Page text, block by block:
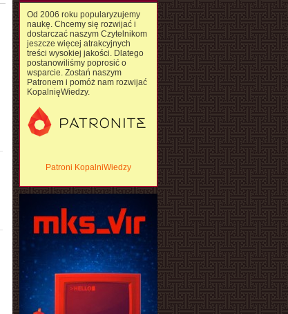
Od 2006 roku popularyzujemy
naukę. Chcemy się rozwijać i
dostarczać naszym Czytelnikom
jeszcze więcej atrakcyjnych
treści wysokiej jakości. Dlatego
postanowiliśmy poprosić o
wsparcie. Zostań naszym
Patronem i pomóż nam rozwijać
KopalnięWiedzy.
Patroni KopalniWiedzy